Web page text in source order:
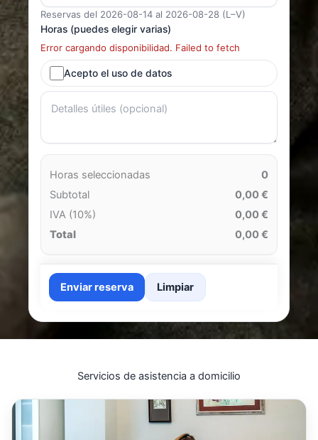
Reservas del 2026-08-14 al 2026-08-28 (L–V)
Horas (puedes elegir varias)
Error cargando disponibilidad. Failed to fetch
Acepto el uso de datos
Horas seleccionadas
0
Subtotal
0,00 €
IVA (10%)
0,00 €
Total
0,00 €
Enviar reserva Limpiar
Servicios de asistencia a domicilio